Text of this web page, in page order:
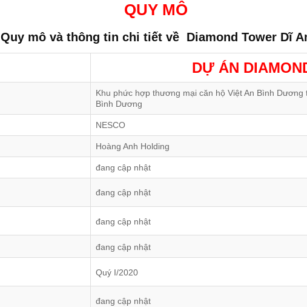
QUY MÔ
Quy mô và thông tin chi tiết vềDiamond Tower Dĩ
DỰ ÁN
Khu phức hợp thương mại căn hộ Việt An Bình
Bình Dương
NESCO
Hoàng Anh Holding
đang cập nhật
đang cập nhật
đang cập nhật
đang cập nhật
Quý I/2020
đang cập nhật